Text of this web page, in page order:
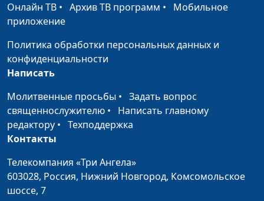
Библейский словарь: Молитва Господня
Библейский словарь: Милостыня
Библейский словарь: Блаженство
Библейский словарь: Апостол
Библейский словарь: Избрание
Библейский словарь: Пост
Библейский словарь: Крещение
Библейский словарь: Волхв
Онлайн ТВ • Архив ТВ программ • Мобильное
приложение
Политика обработки персональных данных и
конфиденциальности
Написать
Молитвенные просьбы • Задать вопрос
священнослужителю • Написать главному
редактору • Техподдержка
Контакты
Телекомпания «Три Ангела»
603028, Россия, Нижний Новгород, Комсомольское
шоссе, 7